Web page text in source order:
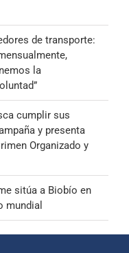
de transporte:
la
cumplir sus
y presenta
Organizado y
sitúa a Biobío en
mundial